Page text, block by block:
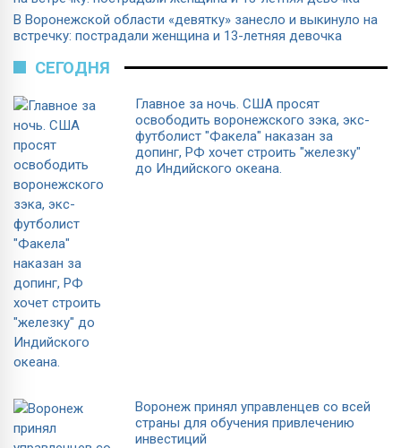
В Воронежской области «девятку» занесло и выкинуло на
встречку: пострадали женщина и 13-летняя девочка
СЕГОДНЯ
Главное за ночь. CША просят
освободить воронежского зэка, экс-
футболист "Факела" наказан за
допинг, РФ хочет строить "железку"
до Индийского океана.
Воронеж принял управленцев со всей
страны для обучения привлечению
инвестиций